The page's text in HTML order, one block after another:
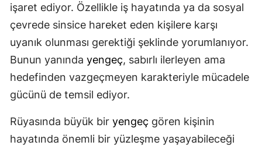
işaret ediyor. Özellikle iş hayatında ya da sosyal
çevrede sinsice hareket eden kişilere karşı
uyanık olunması gerektiği şeklinde yorumlanıyor.
Bunun yanında yengeç, sabırlı ilerleyen ama
hedefinden vazgeçmeyen karakteriyle mücadele
gücünü de temsil ediyor.
Rüyasında büyük bir yengeç gören kişinin
hayatında önemli bir yüzleşme yaşayabileceği